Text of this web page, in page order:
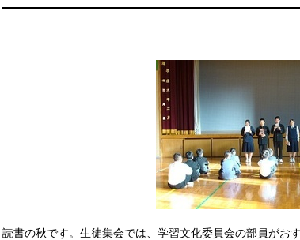
読書の秋です。生徒集会では、学習文化委員会の部員がお